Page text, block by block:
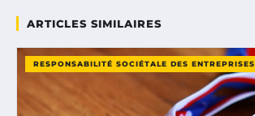
ARTICLES SIMILAIRES
RESPONSABILITÉ SOCIÉTALE DES ENTREPRISES